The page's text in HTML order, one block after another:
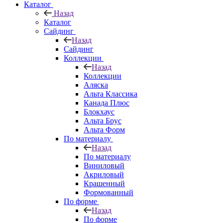
Каталог
Назад
Каталог
Сайдинг
Назад
Сайдинг
Коллекции
Назад
Коллекции
Аляска
Альта Классика
Канада Плюс
Блокхаус
Альта Брус
Альта Форм
По материалу
Назад
По материалу
Виниловый
Акриловый
Крашенный
Формованный
По форме
Назад
По форме